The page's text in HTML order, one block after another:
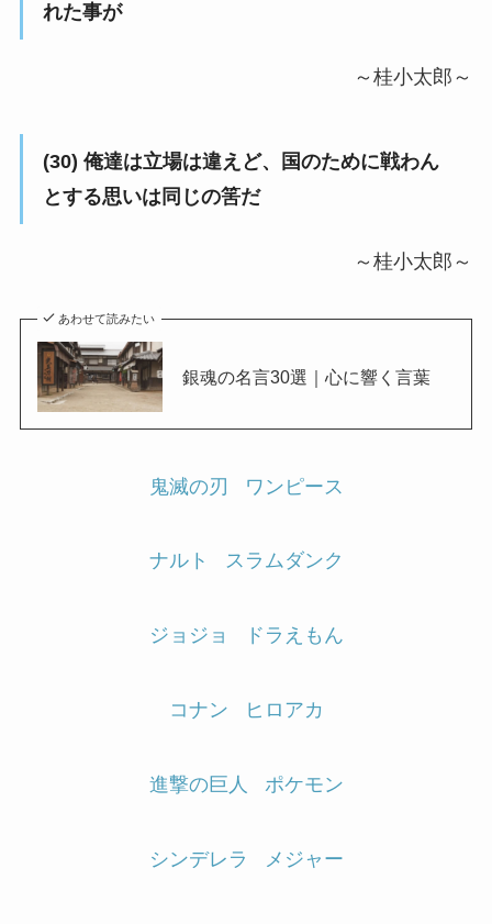
れた事が
～桂小太郎～
(30) 俺達は立場は違えど、国のために戦わん
とする思いは同じの筈だ
～桂小太郎～
あわせて読みたい
銀魂の名言30選｜心に響く言葉
鬼滅の刃 ワンピース
ナルト スラムダンク
ジョジョ ドラえもん
コナン ヒロアカ
進撃の巨人 ポケモン
シンデレラ メジャー